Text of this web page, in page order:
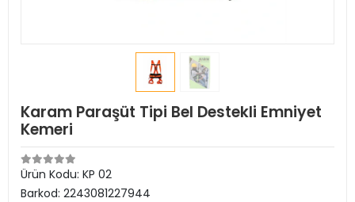
Karam Paraşüt Tipi Bel Destekli Emniyet
Kemeri
Ürün Kodu: KP 02
Barkod: 2243081227944